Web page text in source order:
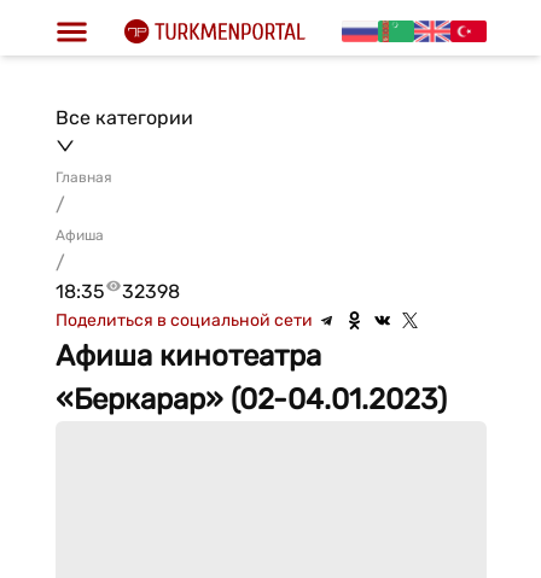
Все категории
Главная
/
Афиша
/
18:35
32398
Поделиться в социальной сети
Афиша кинотеатра
«Беркарар» (02-04.01.2023)